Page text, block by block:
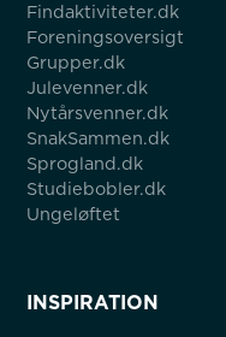
Findaktiviteter.dk
Foreningsoversigt
Grupper.dk
Julevenner.dk
Nytårsvenner.dk
SnakSammen.dk
Sprogland.dk
Studiebobler.dk
Ungeløftet
INSPIRATION